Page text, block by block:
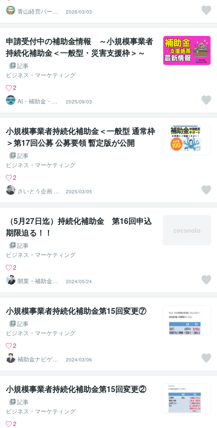
青山経営パート
ナーズ
2026/03/03
申請受付中の補助金情報 ～小規模事業者
持続化補助金＜一般型・災害支援枠＞～
記事
ビジネス・マーケティング
2
AI・補助金・資
産形成専門＠認
定支援機関
2025/09/03
小規模事業者持続化補助金＜一般型 通常枠
＞第17回公募 公募要領 暫定版が公開
記事
ビジネス・マーケティング
2
さいとう企画 代
表
2025/03/05
（5月27日迄）持続化補助金 第16回申込
期限迫る！！
記事
ビジネス・マーケティング
2
開業・補助金サ
ポートセンター
2024/05/24
小規模事業者持続化補助金第15回変更⑦
記事
ビジネス・マーケティング
2
補助金ナビゲー
ター
2024/03/06
小規模事業者持続化補助金第15回変更②
記事
ビジネス・マーケティング
2